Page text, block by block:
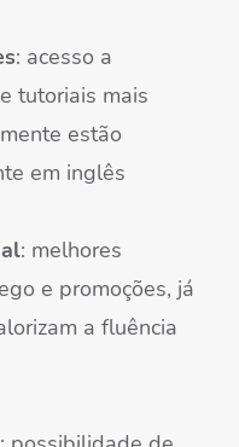
: acesso a
tutoriais mais
estão
em inglês
: melhores
e promoções, já
a fluência